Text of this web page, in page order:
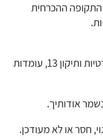
התקופה ההכרחית
32. בהתאם לחוק הגנת הפרטיות ותיקון 13, עומדות
אודותיך.
חסר או לא מעודכן.